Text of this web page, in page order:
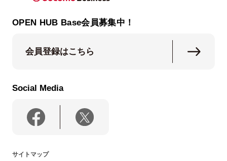
OPEN HUB Base会員募集中！
会員登録はこちら
Social Media
サイトマップ